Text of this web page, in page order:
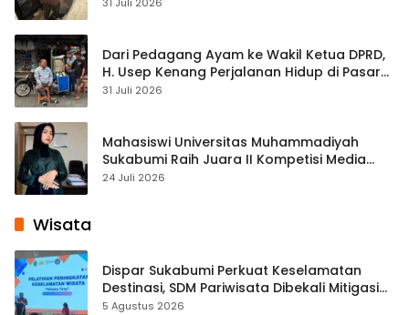
Dari Pedagang Ayam ke Wakil Ketua DPRD,
H. Usep Kenang Perjalanan Hidup di Pasar
Cisaat
31 Juli 2026
Mahasiswi Universitas Muhammadiyah
Sukabumi Raih Juara II Kompetisi Media
Pembelajaran Digital Tingkat Internasional
24 Juli 2026
Wisata
Dispar Sukabumi Perkuat Keselamatan
Destinasi, SDM Pariwisata Dibekali Mitigasi
hingga Teknik Evakuasi
5 Agustus 2026